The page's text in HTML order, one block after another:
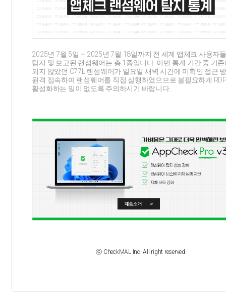
2025년 7월 5일 ~ 2025년 7월 18일까지 전 세계 앱체크 사용자
탐지 및 보고된 랜섬웨어는 총 1종입니다. 이번 통계 기간 중 기
되지 않았던 C77L 랜섬웨어가 일요일 새벽 시간에 미확인 접근
원격 접속하여 랜섬웨어를 직접 실행하였으므로 불필요하게
활성화하는 일이 없도록 주의하시기 바랍니다.
ⓒ CheckMAL Inc. All right reserved.